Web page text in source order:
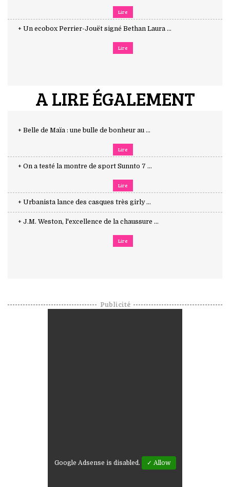
Lire
+ Un ecobox Perrier-Jouët signé Bethan Laura ...
Lire
A LIRE ÉGALEMENT
+ Belle de Maïa : une bulle de bonheur au ...
Lire
+ On a testé la montre de sport Sunnto 7 ...
Lire
+ Urbanista lance des casques très girly ...
+ J.M. Weston, l'excellence de la chaussure ...
Lire
Publicité
Google Adsense is disabled. ✓ Allow